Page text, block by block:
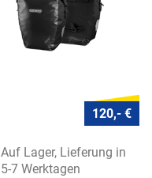
120,- €
Auf Lager, Lieferung in
5-7 Werktagen